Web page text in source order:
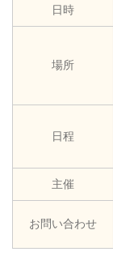
日時
場所
日程
主催
お問い合わせ